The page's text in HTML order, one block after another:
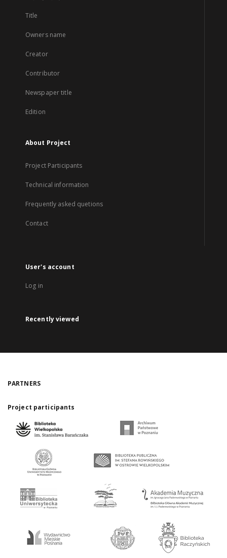
Title
Owners name
Creator
Contributor
Newspaper title
Edition
About Project
Project Participants
Technical information
Frequently asked quetions
Contact
User's account
Log in
Recently viewed
PARTNERS
Project participants